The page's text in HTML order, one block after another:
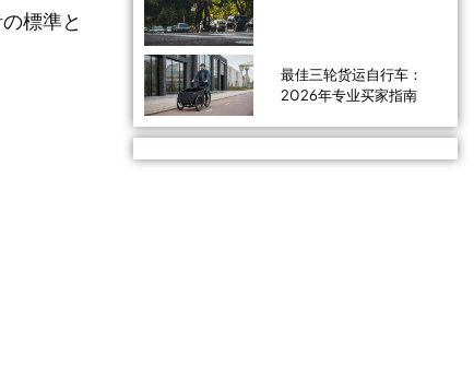
標準と
最佳三轮货运自行车：
2026年专业买家指南